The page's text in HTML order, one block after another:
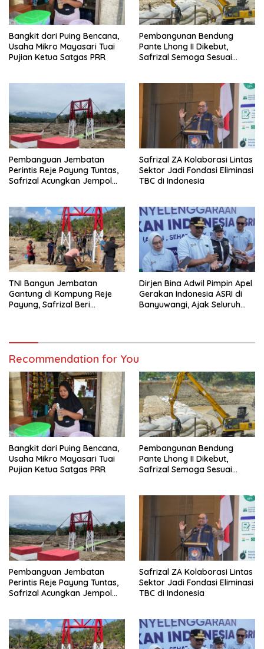
Bangkit dari Puing Bencana,
Usaha Mikro Mayasari Tuai
Pujian Ketua Satgas PRR
Pembangunan Bendung
Pante Lhong II Dikebut,
Safrizal Semoga Sesuai
Pembanguan Jembatan
Perintis Reje Payung Tuntas,
Safrizal Acungkan Jempol
Safrizal ZA Kolaborasi Lintas
Sektor Jadi Fondasi Eliminasi
TBC di Indonesia
TNI Bangun Jembatan
Gantung di Kampung Reje
Payung, Safrizal Beri
Dirjen Bina Adwil Pimpin Apel
Gerakan Indonesia ASRI di
Banyuwangi, Ajak Seluruh
Recommendation for You
Bangkit dari Puing Bencana,
Usaha Mikro Mayasari Tuai
Pujian Ketua Satgas PRR
Pembangunan Bendung
Pante Lhong II Dikebut,
Safrizal Semoga Sesuai
Pembanguan Jembatan
Perintis Reje Payung Tuntas,
Safrizal Acungkan Jempol
Safrizal ZA Kolaborasi Lintas
Sektor Jadi Fondasi Eliminasi
TBC di Indonesia